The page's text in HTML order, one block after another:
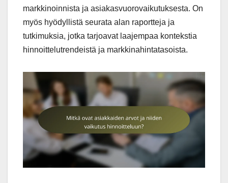
markkinoinnista ja asiakasvuorovaikutuksesta. On
myös hyödyllistä seurata alan raportteja ja
tutkimuksia, jotka tarjoavat laajempaa kontekstia
hinnoittelutrendeistä ja markkinahintatasoista.